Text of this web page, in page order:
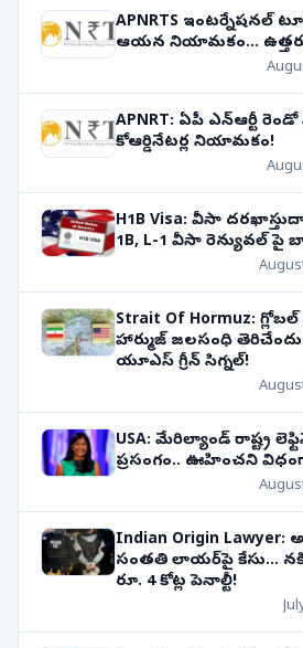
APNRTS ఇంటర్నేషనల్
ఆయన నియామకం...
APNRT: ఏపీ ఎన్ఆర్టీ
కోఆర్డినేటర్ల నియామకం!
H1B Visa: వీసా
1B, L-1 వీసా
Strait Of Hormuz:
హార్ముజ్ జలసంధి
యూఎస్ గ్రీన్ సిగ్నల్!
USA: మేరిల్యాండ్ రాష్ట్ర
ప్రసంగం.. ఊహించని
Indian Origin
సంతతి లాయర్‌పై కేసు...
రూ. 4 కోట్ల పెనాల్టీ!